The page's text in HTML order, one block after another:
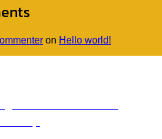
on Hello world!